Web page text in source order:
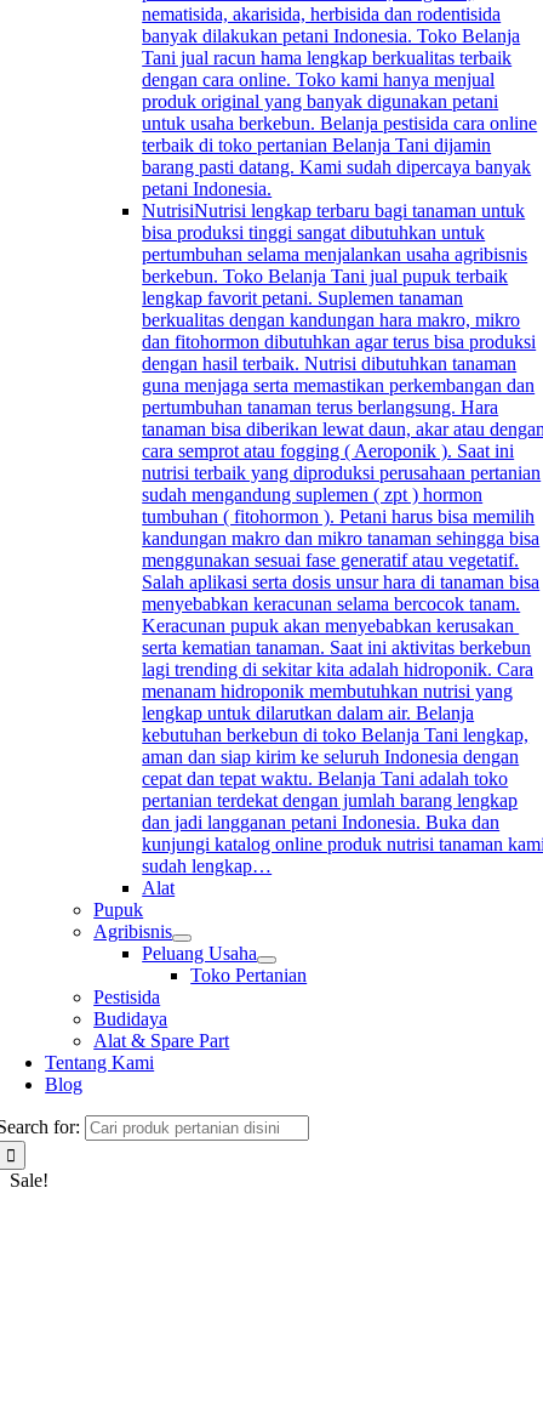
nematisida, akarisida, herbisida dan rodentisida
banyak dilakukan petani Indonesia. Toko Belanja
Tani jual racun hama lengkap berkualitas terbaik
dengan cara online. Toko kami hanya menjual
produk original yang banyak digunakan petani
untuk usaha berkebun. Belanja pestisida cara online
terbaik di toko pertanian Belanja Tani dijamin
barang pasti datang. Kami sudah dipercaya banyak
petani Indonesia.
NutrisiNutrisi lengkap terbaru bagi tanaman untuk
bisa produksi tinggi sangat dibutuhkan untuk
pertumbuhan selama menjalankan usaha agribisnis
berkebun. Toko Belanja Tani jual pupuk terbaik
lengkap favorit petani. Suplemen tanaman
berkualitas dengan kandungan hara makro, mikro
dan fitohormon dibutuhkan agar terus bisa produksi
dengan hasil terbaik. Nutrisi dibutuhkan tanaman
guna menjaga serta memastikan perkembangan dan
pertumbuhan tanaman terus berlangsung. Hara
tanaman bisa diberikan lewat daun, akar atau
cara semprot atau fogging ( Aeroponik ). Saat ini
nutrisi terbaik yang diproduksi perusahaan pertanian
sudah mengandung suplemen ( zpt ) hormon
tumbuhan ( fitohormon ). Petani harus bisa memilih
kandungan makro dan mikro tanaman sehingga bisa
menggunakan sesuai fase generatif atau vegetatif.
Salah aplikasi serta dosis unsur hara di tanaman bisa
menyebabkan keracunan selama bercocok tanam.
Keracunan pupuk akan menyebabkan kerusakan
serta kematian tanaman. Saat ini aktivitas berkebun
lagi trending di sekitar kita adalah hidroponik. Cara
menanam hidroponik membutuhkan nutrisi yang
lengkap untuk dilarutkan dalam air. Belanja
kebutuhan berkebun di toko Belanja Tani lengkap,
aman dan siap kirim ke seluruh Indonesia dengan
cepat dan tepat waktu. Belanja Tani adalah toko
pertanian terdekat dengan jumlah barang lengkap
dan jadi langganan petani Indonesia. Buka dan
kunjungi katalog online produk nutrisi tanaman
sudah lengkap…
Alat
Pupuk
Agribisnis
Peluang Usaha
Toko Pertanian
Pestisida
Budidaya
Alat & Spare Part
Tentang Kami
Blog
for:
Sale!